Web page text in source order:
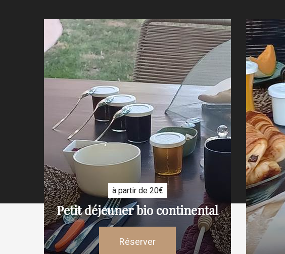
à partir de 20€
Petit déjeuner bio continental
Réserver